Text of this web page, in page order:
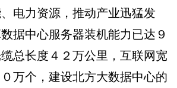
电力资源，推动产业迅猛发
据中心服务器装机能力已达９
总长度４２万公里，互联网宽
万个，建设北方大数据中心的